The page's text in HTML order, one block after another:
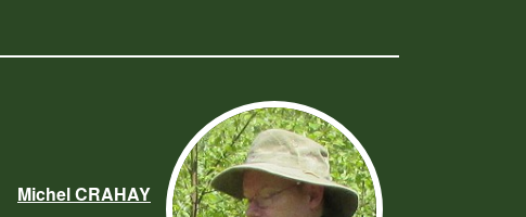
Michel CRAHAY